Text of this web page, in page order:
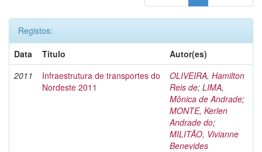
Registos:
Data
Título
Autor(es)
2011
Infraestrutura de transportes do
Nordeste 2011
OLIVEIRA, Hamilton
Reis de; LIMA,
Mônica de Andrade;
MONTE, Kerlen
Andrade do;
MILITÃO, Vivianne
Benevides